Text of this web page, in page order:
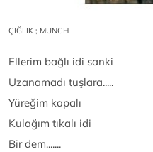
ÇIĞLIK ; MUNCH
Ellerim bağlı idi sanki
Uzanamadı tuşlara.....
Yüreğim kapalı
Kulağım tıkalı idi
Bir dem.......